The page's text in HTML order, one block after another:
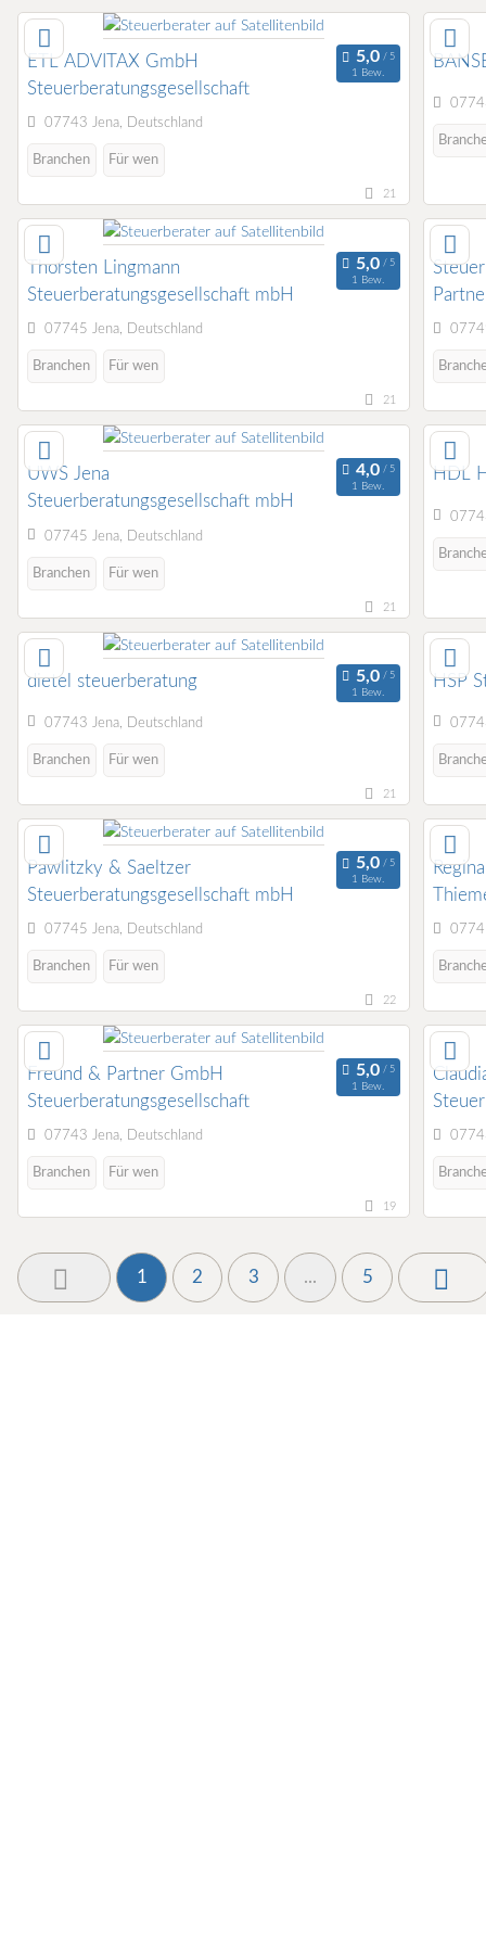
ETL ADVITAX GmbH
Steuerberatungsgesellschaft
1 Bew.
07743 Jena, Deutschland
Branchen Für wen
21
Thorsten Lingmann
Steuerberatungsgesellschaft mbH
1 Bew.
07745 Jena, Deutschland
Branchen Für wen
21
UWS Jena
Steuerberatungsgesellschaft mbH
1 Bew.
07745 Jena, Deutschland
Branchen Für wen
21
HDL
dietel steuerberatung
1 Bew.
07743 Jena, Deutschland
Branchen Für wen
21
HSP
Pawlitzky & Saeltzer
Steuerberatungsgesellschaft mbH
1 Bew.
07745 Jena, Deutschland
Branchen Für wen
22
Freund & Partner GmbH
Steuerberatungsgesellschaft
1 Bew.
07743 Jena, Deutschland
Branchen Für wen
19
1 2 3 ... 5